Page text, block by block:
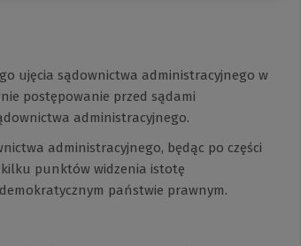
ujęcia sądownictwa administracyjnego w
postępowanie przed sądami
administracyjnego.
administracyjnego, będąc po części
punktów widzenia istotę
państwie prawnym.